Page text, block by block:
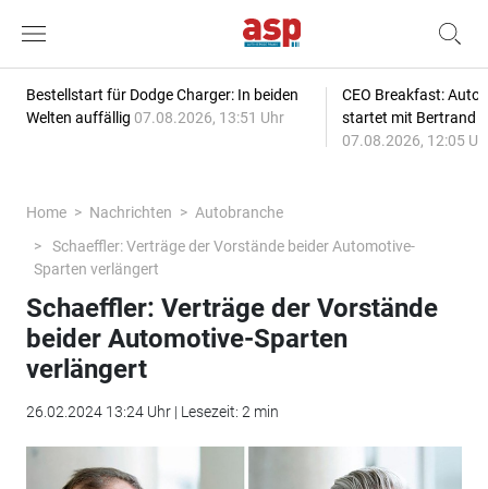
Bestellstart für Dodge Charger: In beiden
Welten auffällig 07.08.2026, 13:51 Uhr
CEO Breakfast:
startet mit Bertrand
07.08.2026, 12:05
Home Nachrichten
Autobranche
Schaeffler: Verträge der Vorstände beider Automotive-
Sparten verlängert
Schaeffler: Verträge der Vorstände
beider Automotive-Sparten
verlängert
26.02.2024 13:24 Uhr | Lesezeit: 2 min